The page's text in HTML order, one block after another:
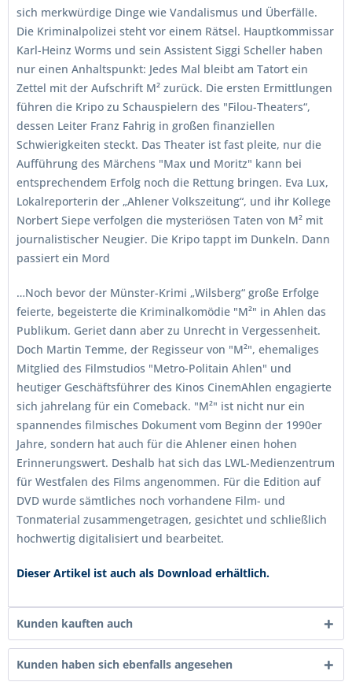
sich merkwürdige Dinge wie Vandalismus und Überfälle.
Die Kriminalpolizei steht vor einem Rätsel. Hauptkommissar
Karl-Heinz Worms und sein Assistent Siggi Scheller haben
nur einen Anhaltspunkt: Jedes Mal bleibt am Tatort ein
Zettel mit der Aufschrift M² zurück. Die ersten Ermittlungen
führen die Kripo zu Schauspielern des "Filou-Theaters“,
dessen Leiter Franz Fahrig in großen finanziellen
Schwierigkeiten steckt. Das Theater ist fast pleite, nur die
Aufführung des Märchens "Max und Moritz" kann bei
entsprechendem Erfolg noch die Rettung bringen. Eva Lux,
Lokalreporterin der „Ahlener Volkszeitung“, und ihr Kollege
Norbert Siepe verfolgen die mysteriösen Taten von M² mit
journalistischer Neugier. Die Kripo tappt im Dunkeln. Dann
passiert ein Mord
…Noch bevor der Münster-Krimi „Wilsberg“ große Erfolge
feierte, begeisterte die Kriminalkomödie "M²" in Ahlen das
Publikum. Geriet dann aber zu Unrecht in Vergessenheit.
Doch Martin Temme, der Regisseur von "M²", ehemaliges
Mitglied des Filmstudios "Metro-Politain Ahlen" und
heutiger Geschäftsführer des Kinos CinemAhlen engagierte
sich jahrelang für ein Comeback. "M²" ist nicht nur ein
spannendes filmisches Dokument vom Beginn der 1990er
Jahre, sondern hat auch für die Ahlener einen hohen
Erinnerungswert. Deshalb hat sich das LWL-Medienzentrum
für Westfalen des Films angenommen. Für die Edition auf
DVD wurde sämtliches noch vorhandene Film- und
Tonmaterial zusammengetragen, gesichtet und schließlich
hochwertig digitalisiert und bearbeitet.
Dieser Artikel ist auch als Download erhältlich.
Kunden kauften auch
Kunden haben sich ebenfalls angesehen